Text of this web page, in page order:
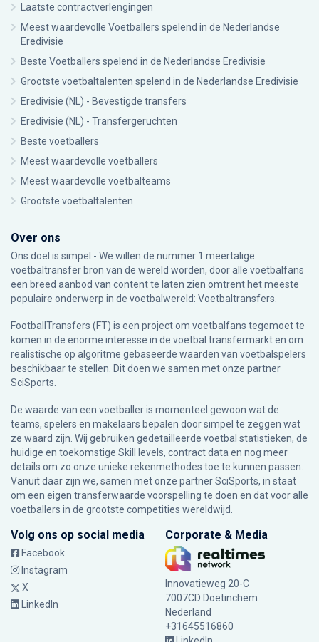
Laatste contractverlengingen
Meest waardevolle Voetballers spelend in de Nederlandse
Eredivisie
Beste Voetballers spelend in de Nederlandse Eredivisie
Grootste voetbaltalenten spelend in de Nederlandse Eredivisie
Eredivisie (NL) - Bevestigde transfers
Eredivisie (NL) - Transfergeruchten
Beste voetballers
Meest waardevolle voetballers
Meest waardevolle voetbalteams
Grootste voetbaltalenten
Over ons
Ons doel is simpel - We willen de nummer 1 meertalige
voetbaltransfer bron van de wereld worden, door alle voetbalfans
een breed aanbod van content te laten zien omtrent het meeste
populaire onderwerp in de voetbalwereld: Voetbaltransfers.
FootballTransfers (FT) is een project om voetbalfans tegemoet te
komen in de enorme interesse in de voetbal transfermarkt en om
realistische op algoritme gebaseerde waarden van voetbalspelers
beschikbaar te stellen. Dit doen we samen met onze partner
SciSports
De waarde van een voetballer is momenteel gewoon wat de
teams, spelers en makelaars bepalen door simpel te zeggen wat
ze waard zijn. Wij gebruiken gedetailleerde voetbal statistieken, de
huidige en toekomstige Skill levels, contract data en nog meer
details om zo onze unieke rekenmethodes toe te kunnen passen.
Vanuit daar zijn we, samen met onze partner SciSports, in staat
om een eigen transferwaarde voorspelling te doen en dat voor alle
voetballers in de grootste competities wereldwijd.
Volg ons op social media
Facebook
Instagram
X
LinkedIn
Corporate & Media
Innovatieweg 20-C
7007CD Doetinchem
Nederland
+31645516860